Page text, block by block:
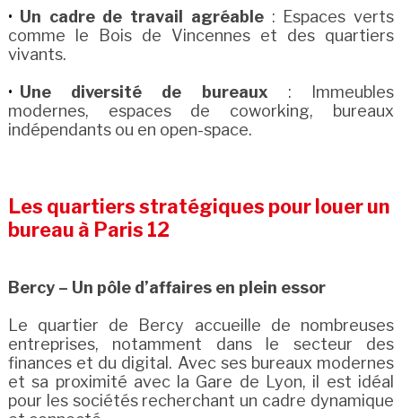
Un cadre de travail agréable: Espaces verts
comme le Bois de Vincennes et des quartiers
vivants.
Une diversité de bureaux : Immeubles
modernes, espaces de coworking, bureaux
indépendants ou en open-space.
Les quartiers stratégiques pour louer un
bureau à Paris 12
Bercy – Un pôle d’affaires en plein essor
Le quartier de Bercy accueille de nombreuses
entreprises, notamment dans le secteur des
finances et du digital. Avec ses bureaux modernes
et sa proximité avec la Gare de Lyon, il est idéal
pour les sociétés recherchant un cadre dynamique